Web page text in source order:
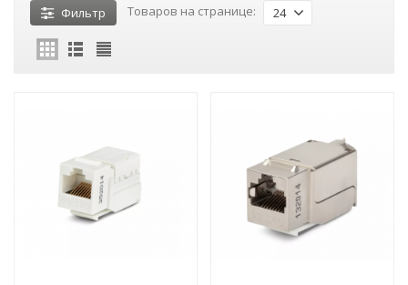
Фильтр Товаров на странице: 24